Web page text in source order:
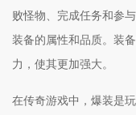
败怪物、完成任务和参
装备的属性和品质。装
力，使其更加强大。
在传奇游戏中，爆装是